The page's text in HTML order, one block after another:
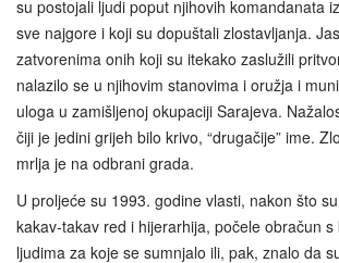
su postojali ljudi poput njihovih komandanata
sve najgore i koji su dopuštali zlostavljanja.
zatvorenima onih koji su itekako zaslužili
nalazilo se u njihovim stanovima i oružja i
uloga u zamišljenoj okupaciji Sarajeva.
čiji je jedini grijeh bilo krivo, “drugačije” ime.
mrlja je na odbrani grada.
U proljeće su 1993. godine vlasti, nakon što
kakav-takav red i hijerarhija, počele obračun s
ljudima za koje se sumnjalo ili, pak, znalo da